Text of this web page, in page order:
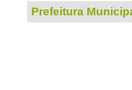
Prefeitura